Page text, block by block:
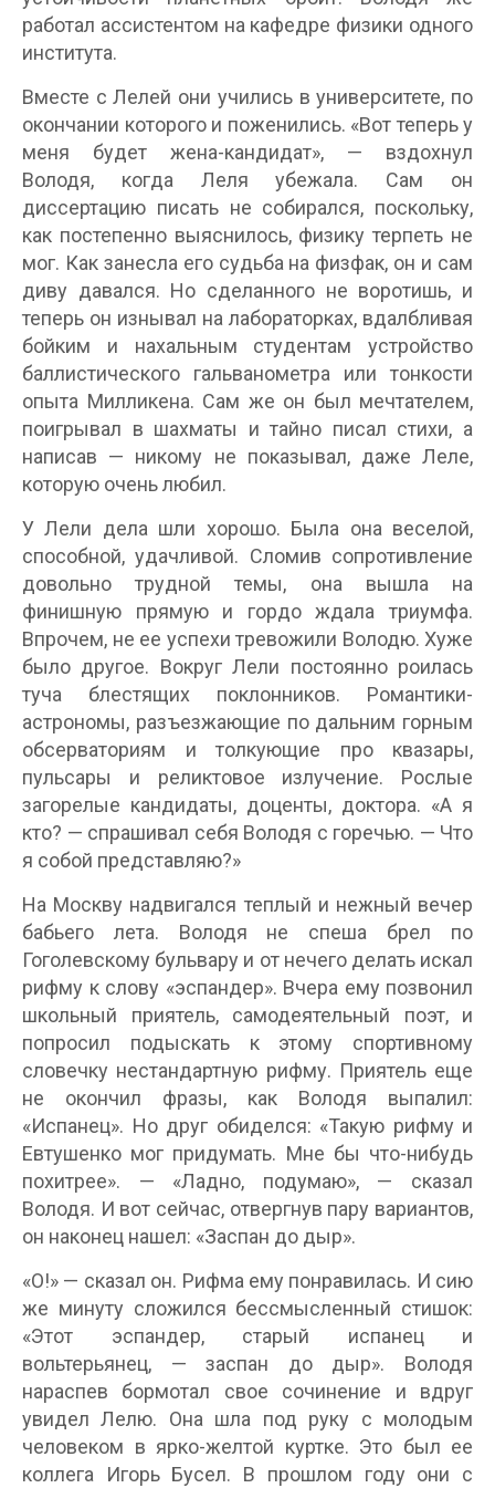
работал ассистентом на кафедре физики одного
института.
Вместе с Лелей они учились в университете, по
окончании которого и поженились. «Вот теперь у
меня будет жена-кандидат», — вздохнул
Володя, когда Леля убежала. Сам он
диссертацию писать не собирался, поскольку,
как постепенно выяснилось, физику терпеть не
мог. Как занесла его судьба на физфак, он и сам
диву давался. Но сделанного не воротишь, и
теперь он изнывал на лабораторках, вдалбливая
бойким и нахальным студентам устройство
баллистического гальванометра или тонкости
опыта Милликена. Сам же он был мечтателем,
поигрывал в шахматы и тайно писал стихи, а
написав — никому не показывал, даже Леле,
которую очень любил.
У Лели дела шли хорошо. Была она веселой,
способной, удачливой. Сломив сопротивление
довольно трудной темы, она вышла на
финишную прямую и гордо ждала триумфа.
Впрочем, не ее успехи тревожили Володю. Хуже
было другое. Вокруг Лели постоянно роилась
туча блестящих поклонников. Романтики-
астрономы, разъезжающие по дальним горным
обсерваториям и толкующие про квазары,
пульсары и реликтовое излучение. Рослые
загорелые кандидаты, доценты, доктора. «А я
кто? — спрашивал себя Володя с горечью. — Что
я собой представляю?»
На Москву надвигался теплый и нежный вечер
бабьего лета. Володя не спеша брел по
Гоголевскому бульвару и от нечего делать искал
рифму к слову «эспандер». Вчера ему позвонил
школьный приятель, самодеятельный поэт, и
попросил подыскать к этому спортивному
словечку нестандартную рифму. Приятель еще
не окончил фразы, как Володя выпалил:
«Испанец». Но друг обиделся: «Такую рифму и
Евтушенко мог придумать. Мне бы что-нибудь
похитрее». — «Ладно, подумаю», — сказал
Володя. И вот сейчас, отвергнув пару вариантов,
он наконец нашел: «Заспан до дыр».
«О!» — сказал он. Рифма ему понравилась. И сию
же минуту сложился бессмысленный стишок:
«Этот эспандер, старый испанец и
вольтерьянец, — заспан до дыр». Володя
нараспев бормотал свое сочинение и вдруг
увидел Лелю. Она шла под руку с молодым
человеком в ярко-желтой куртке. Это был ее
коллега Игорь Бусел. В прошлом году они с